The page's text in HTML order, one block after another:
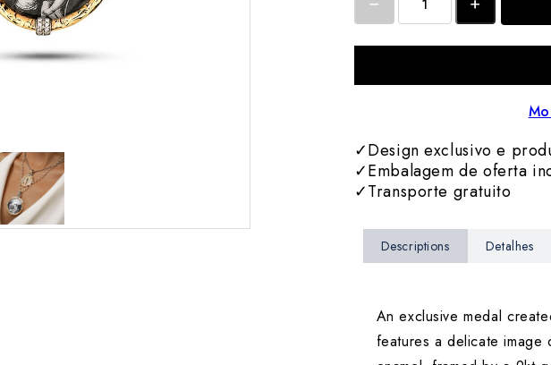
✓Design exclusivo e
✓Embalagem de oferta
✓Transporte gratuito
Descriptions Detalhes
An exclusive medal
features a delicate